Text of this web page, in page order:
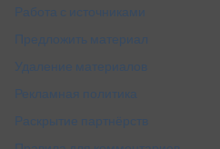
Работа с источниками
Предложить материал
Удаление материалов
Рекламная политика
Раскрытие партнёрств